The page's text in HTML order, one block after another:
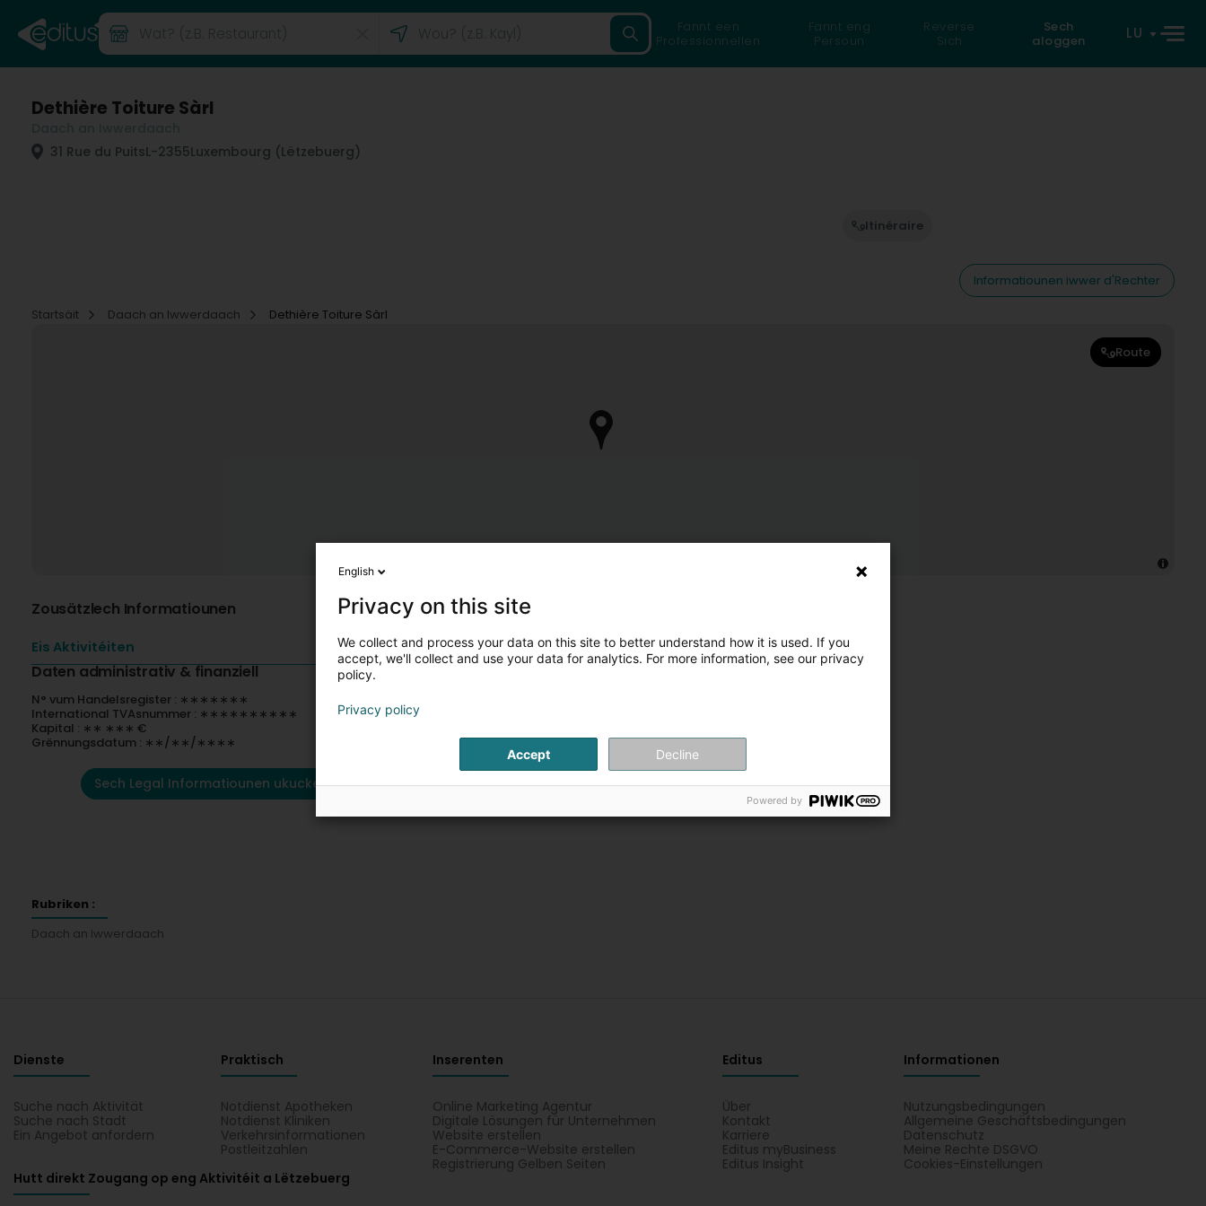
Fannt een
Professionnellen
Fannt eng
Persoun
Reverse
Sich
Sech
aloggen
LU
Dethière Toiture Sàrl
31 Rue du PuitsL-2355Luxembourg (Lëtzebuerg)
Itinéraire
Informatiounen iwwer d'Rechter
Startsäit
Daach an Iwwerdaach Dethière Toiture Sàrl
Route
Zousätzlech Informatiounen
Eis Aktivitéiten
Daten administrativ & finanziell
N° vum Handelsregister : ∗∗∗∗∗∗∗
International TVAsnummer : ∗∗∗∗∗∗∗∗∗∗
Kapital : ∗∗ ∗∗∗ €
Grënnungsdatum : ∗∗/∗∗/∗∗∗∗
Sech Legal Informatiounen ukucken
Rubriken :
Daach an Iwwerdaach
Dienste
Suche nach Aktivität
Suche nach Stadt
Ein Angebot anfordern
Praktisch
Notdienst Apotheken
Notdienst Kliniken
Verkehrsinformationen
Postleitzahlen
Inserenten
Online Marketing Agentur
Digitale Lösungen für Unternehmen
Website erstellen
E-Commerce-Website erstellen
Registrierung Gelben Seiten
Editus
Über
Kontakt
Karriere
Editus myBusiness
Editus Insight
Informationen
Nutzungsbedingungen
Allgemeine Geschäftsbedingungen
Datenschutz
Meine Rechte DSGVO
Cookies-Einstellungen
Hutt direkt Zougang op eng Aktivitéit a Lëtzebuerg
English
Privacy on this site
We collect and process your data on this site to better understand how it is used. If you
accept, we'll collect and use your data for analytics. For more information, see our privacy
policy.
Privacy policy
Accept Decline
Powered by